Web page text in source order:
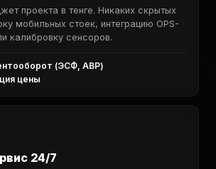
проекта в тенге. Никаких скрытых
мобильных стоек, интеграцию OPS-
калибровку сенсоров.
(ЭСФ, АВР)
цены
24/7